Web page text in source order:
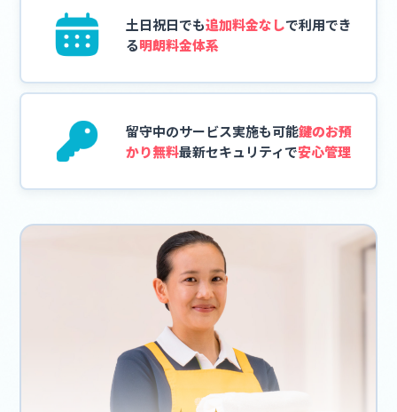
土日祝日でも追加料金なしで利用でき
る明朗料金体系
留守中のサービス実施も可能鍵のお預
かり無料最新セキュリティで安心管理